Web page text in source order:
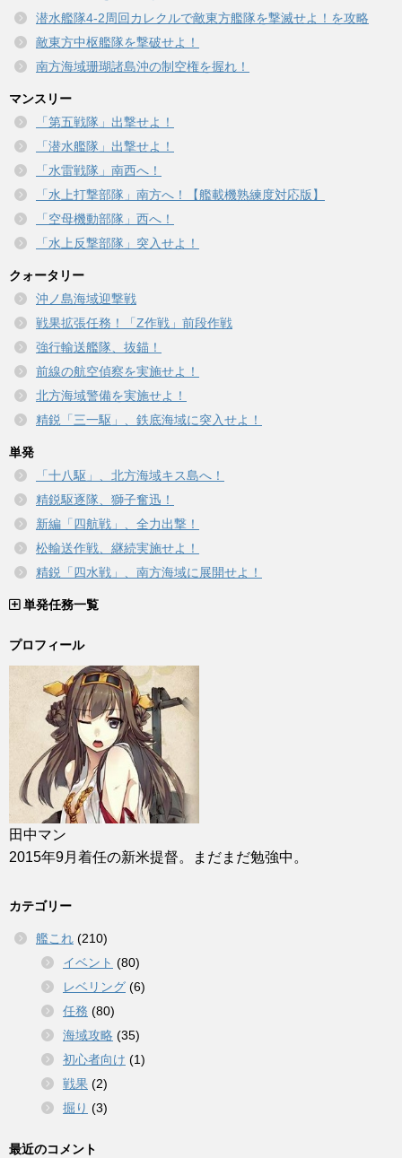
潜水艦隊4-2周回カレクルで敵東方艦隊を撃滅せよ！を攻略
敵東方中枢艦隊を撃破せよ！
南方海域珊瑚諸島沖の制空権を握れ！
マンスリー
「第五戦隊」出撃せよ！
「潜水艦隊」出撃せよ！
「水雷戦隊」南西へ！
「水上打撃部隊」南方へ！【艦載機熟練度対応版】
「空母機動部隊」西へ！
「水上反撃部隊」突入せよ！
クォータリー
沖ノ島海域迎撃戦
戦果拡張任務！「Z作戦」前段作戦
強行輸送艦隊、抜錨！
前線の航空偵察を実施せよ！
北方海域警備を実施せよ！
精鋭「三一駆」、鉄底海域に突入せよ！
単発
「十八駆」、北方海域キス島へ！
精鋭駆逐隊、獅子奮迅！
新編「四航戦」、全力出撃！
松輸送作戦、継続実施せよ！
精鋭「四水戦」、南方海域に展開せよ！
単発任務一覧
プロフィール
田中マン
2015年9月着任の新米提督。まだまだ勉強中。
カテゴリー
艦これ (210)
イベント (80)
レベリング (6)
任務 (80)
海域攻略 (35)
初心者向け (1)
戦果 (2)
掘り (3)
最近のコメント